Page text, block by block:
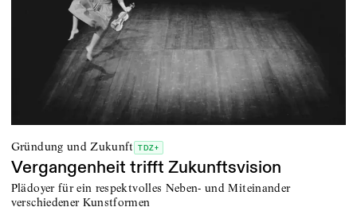
Gründung und Zukunft TDZ+
Vergangenheit trifft Zukunftsvision
Plädoyer für ein respektvolles Neben- und Miteinander
verschiedener Kunstformen